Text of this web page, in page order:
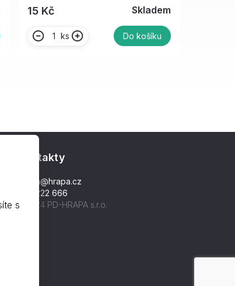
15 Kč Skladem
ks Do košíku
Kontakty
hrapa@hrapa.cz
577 222 666
©2024 PD-HRAPA s.r.o.